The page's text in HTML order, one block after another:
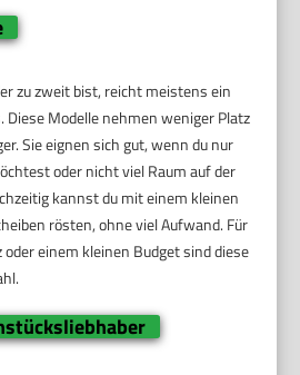
zu zweit bist, reicht meistens ein
Diese Modelle nehmen weniger Platz
Sie eignen sich gut, wenn du nur
oder nicht viel Raum auf der
kannst du mit einem kleinen
rösten, ohne viel Aufwand. Für
einem kleinen Budget sind diese